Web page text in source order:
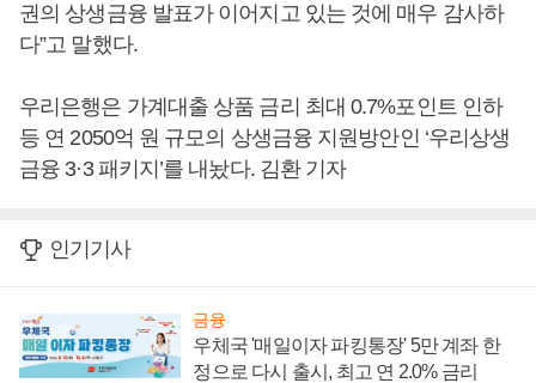
권의 상생금융 발표가 이어지고 있는 것에 매우 감사하
다”고 말했다.
우리은행은 가계대출 상품 금리 최대 0.7%포인트 인하
등 연 2050억 원 규모의 상생금융 지원방안인 ‘우리상생
금융 3·3 패키지’를 내놨다. 김환 기자
인기기사
금융
우체국 '매일이자 파킹통장' 5만 계좌 한
정으로 다시 출시, 최고 연 2.0% 금리